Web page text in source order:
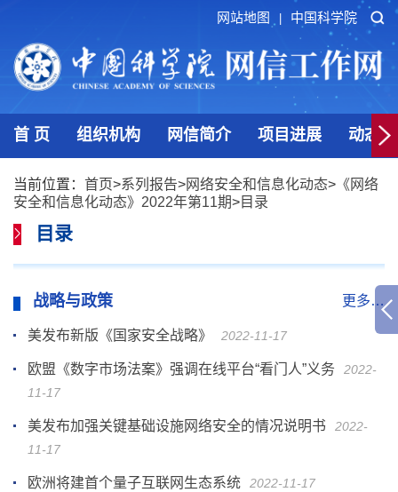
网站地图 中国科学院
首 页 组织机构 网信简介 项目进展 动态
当前位置： 首页>系列报告>网络安全和信息化动态> 《网络
安全和信息化动态》2022年第11期>目录
目录
战略与政策 更多…
美发布新版《国家安全战略》 2022-11-17
欧盟《数字市场法案》强调在线平台“看门人”义务
2022-
11-17
美发布加强关键基础设施网络安全的情况说明书
2022-
11-17
欧洲将建首个量子互联网生态系统 2022-11-17